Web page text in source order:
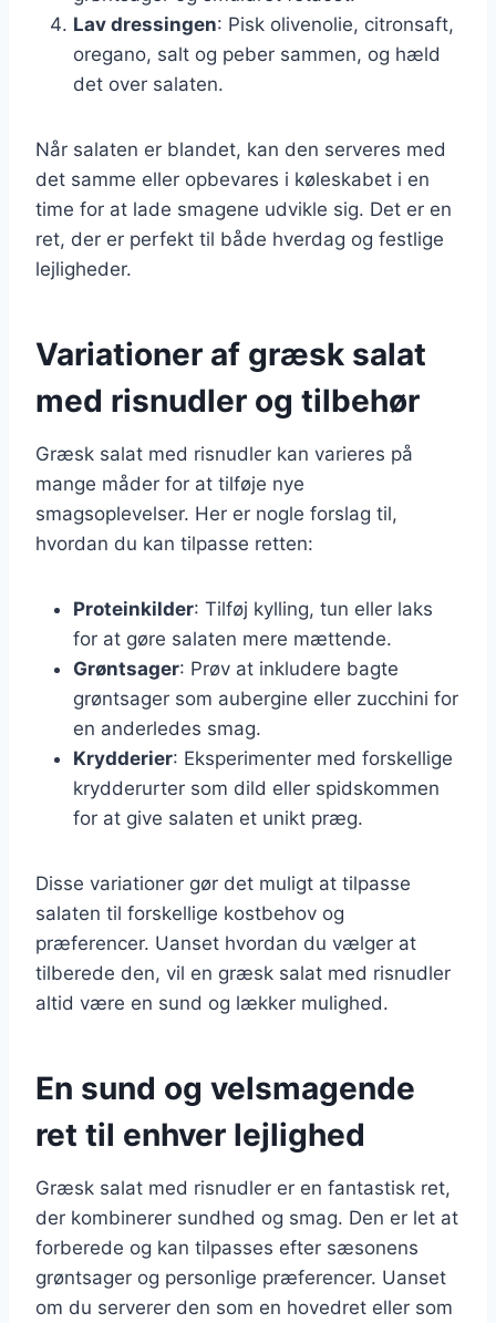
Lav dressingen: Pisk olivenolie, citronsaft,
oregano, salt og peber sammen, og hæld
det over salaten.
Når salaten er blandet, kan den serveres med
det samme eller opbevares i køleskabet i en
time for at lade smagene udvikle sig. Det er en
ret, der er perfekt til både hverdag og festlige
lejligheder.
Variationer af græsk salat
med risnudler og tilbehør
Græsk salat med risnudler kan varieres på
mange måder for at tilføje nye
smagsoplevelser. Her er nogle forslag til,
hvordan du kan tilpasse retten:
Proteinkilder: Tilføj kylling, tun eller laks
for at gøre salaten mere mættende.
Grøntsager: Prøv at inkludere bagte
grøntsager som aubergine eller zucchini for
en anderledes smag.
Krydderier: Eksperimenter med forskellige
krydderurter som dild eller spidskommen
for at give salaten et unikt præg.
Disse variationer gør det muligt at tilpasse
salaten til forskellige kostbehov og
præferencer. Uanset hvordan du vælger at
tilberede den, vil en græsk salat med risnudler
altid være en sund og lækker mulighed.
En sund og velsmagende
ret til enhver lejlighed
Græsk salat med risnudler er en fantastisk ret,
der kombinerer sundhed og smag. Den er let at
forberede og kan tilpasses efter sæsonens
grøntsager og personlige præferencer. Uanset
om du serverer den som en hovedret eller som